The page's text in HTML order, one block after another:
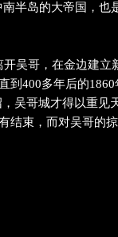
半岛的大帝国，也
吴哥，在金边建立
到400多年后的
吴哥城才得以重见
结束，而对吴哥的